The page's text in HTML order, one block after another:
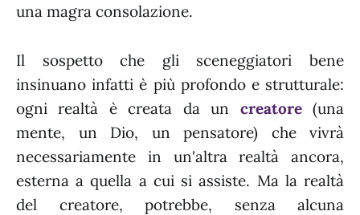
una magra consolazione.
Il sospetto che gli sceneggiatori bene
insinuano infatti è più profondo e strutturale:
ogni realtà è creata da un creatore(una
mente, un Dio, un pensatore) che vivrà
necessariamente in un'altra realtà ancora,
esterna a quella a cui si assiste. Ma la realtà
del creatore, potrebbe, senza alcuna